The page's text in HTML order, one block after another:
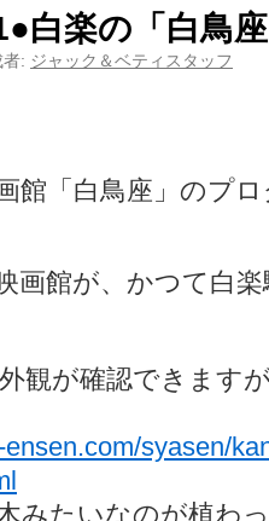
白楽の「白鳥
: ジャック＆ベティスタッフ
館「白鳥座」のプ
画館が、かつて白
観が確認できます
syasen/
みたいなのが植わ